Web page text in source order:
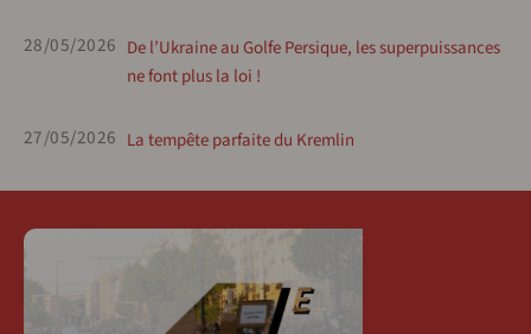
28/05/2026 De l’Ukraine au Golfe Persique, les superpuissances
ne font plus la loi !
27/05/2026 La tempête parfaite du Kremlin